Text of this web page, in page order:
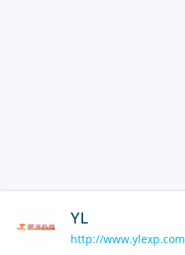
YL
http://www.ylexp.com